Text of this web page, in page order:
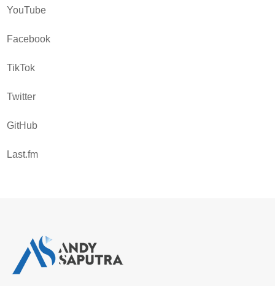
YouTube
Facebook
TikTok
Twitter
GitHub
Last.fm